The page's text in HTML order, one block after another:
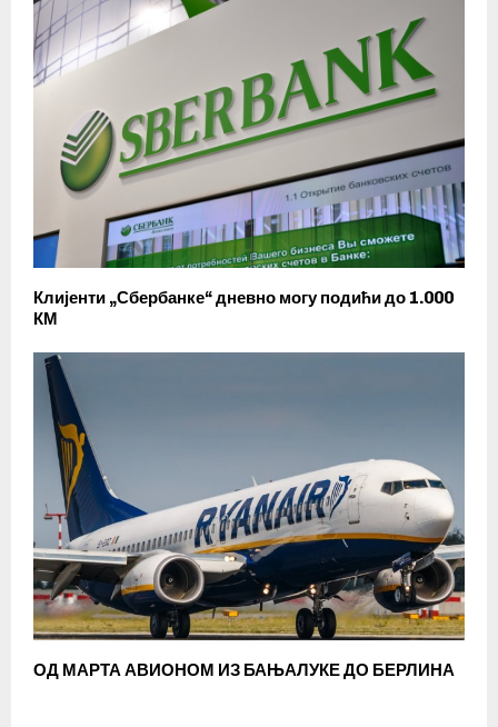
Клијенти „Сбербанке“ дневно могу подићи до 1.000
КМ
ОД МАРТА АВИОНОМ ИЗ БАЊАЛУКЕ ДО БЕРЛИНА